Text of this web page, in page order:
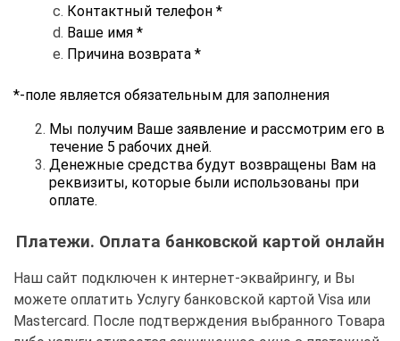
Контактный телефон *
Ваше имя *
Причина возврата *
*-поле является обязательным для заполнения
Мы получим Ваше заявление и рассмотрим его в
течение 5 рабочих дней.
Денежные средства будут возвращены Вам на
реквизиты, которые были использованы при
оплате.
Платежи. Оплата банковской картой онлайн
Наш сайт подключен к интернет-эквайрингу, и Вы
можете оплатить Услугу банковской картой Visa или
Mastercard. После подтверждения выбранного Товара